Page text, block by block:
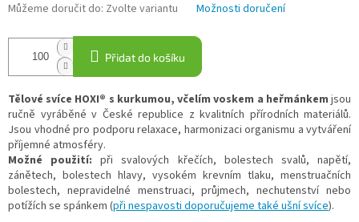
Můžeme doručit do: Zvolte variantu Možnosti doručení
Přidat do košíku
Tělové svíce HOXI® s kurkumou, včelím voskem a heřmánkem jsou
ručně vyráběné v České republice z kvalitních přírodních materiálů.
Jsou vhodné pro podporu relaxace, harmonizaci organismu a vytváření
příjemné atmosféry.
Možné použití: při svalových křečích, bolestech svalů, napětí,
zánětech, bolestech hlavy, vysokém krevním tlaku, menstruačních
bolestech, nepravidelné menstruaci, průjmech, nechutenství nebo
potížích se spánkem (při nespavosti doporučujeme také ušní svíce).